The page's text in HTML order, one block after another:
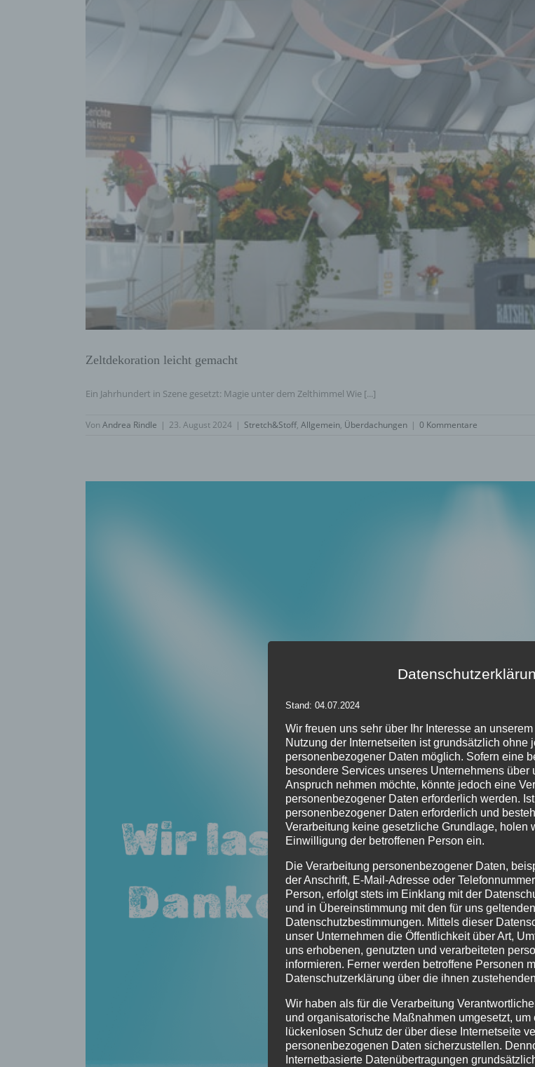
Zeltdekoration leicht gemacht
Ein Jahrhundert in Szene gesetzt: Magie unter dem Zelthimmel Wie [...]
Von Andrea Rindle | 23. August 2024 | Stretch&Stoff, Allgemein, Überdachungen | 0 Kommentare
Stand: 04.07.2024
Wir freuen uns sehr über Ihr Interesse an
Nutzung der Internetseiten ist grundsätzlich ohne
personenbezogener Daten möglich. Sofern eine
besondere Services unseres Unternehmens über
Anspruch nehmen möchte, könnte jedoch eine
personenbezogener Daten erforderlich werden.
personenbezogener Daten erforderlich und
Verarbeitung keine gesetzliche Grundlage, holen
Einwilligung der betroffenen Person ein.
Die Verarbeitung personenbezogener Daten,
der Anschrift, E-Mail-Adresse oder
Person, erfolgt stets im Einklang mit der
und in Übereinstimmung mit den für uns
Datenschutzbestimmungen. Mittels dieser
unser Unternehmen die Öffentlichkeit über Art,
uns erhobenen, genutzten und verarbeiteten
informieren. Ferner werden betroffene Personen
Datenschutzerklärung über die ihnen
Wir haben als für die Verarbeitung
und organisatorische Maßnahmen umgesetzt,
lückenlosen Schutz der über diese Internetseite
personenbezogenen Daten sicherzustellen.
Internetbasierte Datenübertragungen